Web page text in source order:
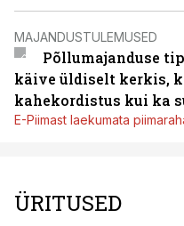
MAJANDUSTULEMUSED
Põllumajanduse
käive üldiselt kerkis,
kahekordistus kui ka
E-Piimast laekumata
ÜRITUSED